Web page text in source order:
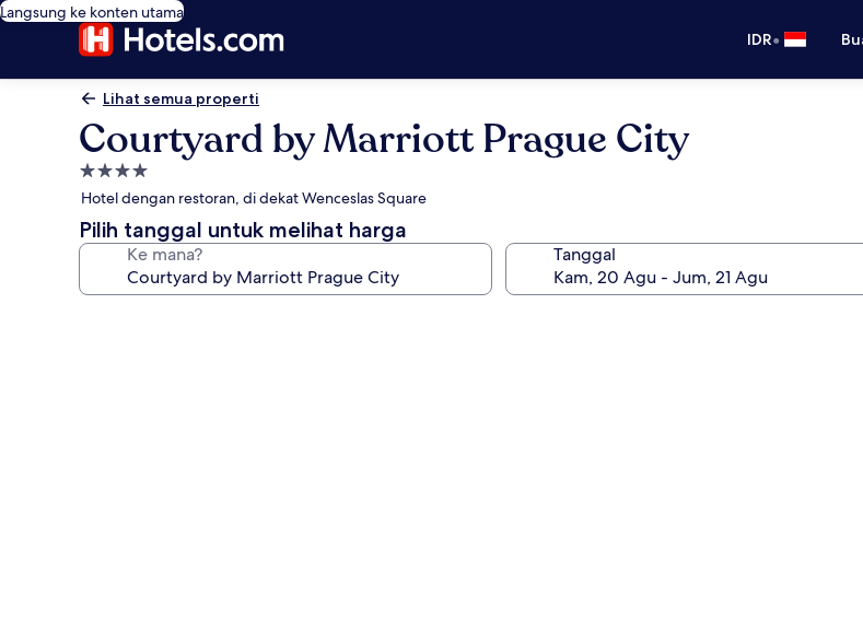
Langsung ke konten utama
IDR•
Lihat semua properti
Courtyard by Marriott Prague City
Properti
bintang
4.0
Hotel dengan restoran, di dekat Wenceslas Square
Pilih tanggal untuk melihat harga
Ke mana? Tanggal